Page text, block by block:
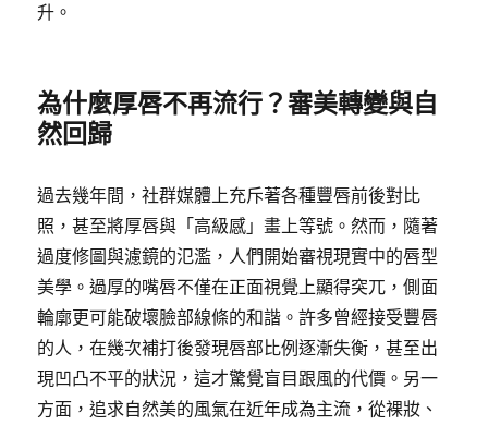
升。
為什麼厚唇不再流行？審美轉變與自
然回歸
過去幾年間，社群媒體上充斥著各種豐唇前後對比
照，甚至將厚唇與「高級感」畫上等號。然而，隨著
過度修圖與濾鏡的氾濫，人們開始審視現實中的唇型
美學。過厚的嘴唇不僅在正面視覺上顯得突兀，側面
輪廓更可能破壞臉部線條的和諧。許多曾經接受豐唇
的人，在幾次補打後發現唇部比例逐漸失衡，甚至出
現凹凸不平的狀況，這才驚覺盲目跟風的代價。另一
方面，追求自然美的風氣在近年成為主流，從裸妝、